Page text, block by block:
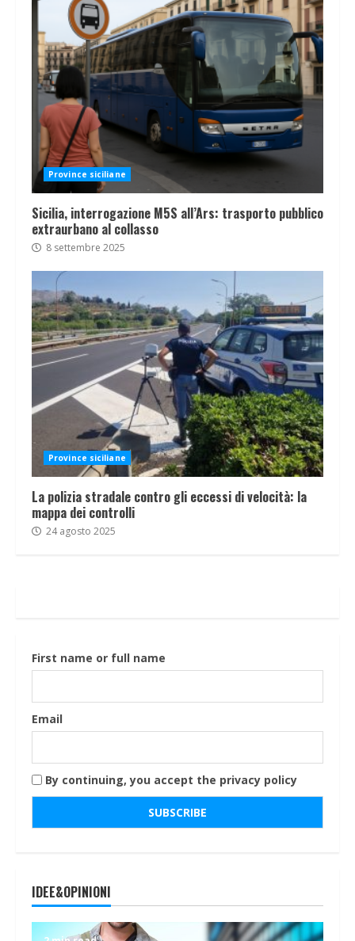
Province siciliane
Sicilia, interrogazione M5S all’Ars: trasporto pubblico
extraurbano al collasso
8 settembre 2025
Province siciliane
La polizia stradale contro gli eccessi di velocità: la
mappa dei controlli
24 agosto 2025
First name or full name
Email
By continuing, you accept the privacy policy
IDEE&OPINIONI